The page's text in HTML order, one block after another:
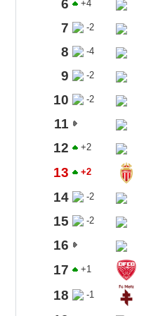
6 +4
7
-2
8
-4
9
-2
10
-2
11
12
+2
13
+2
14
-2
15
-2
16
17
+1
18
-1